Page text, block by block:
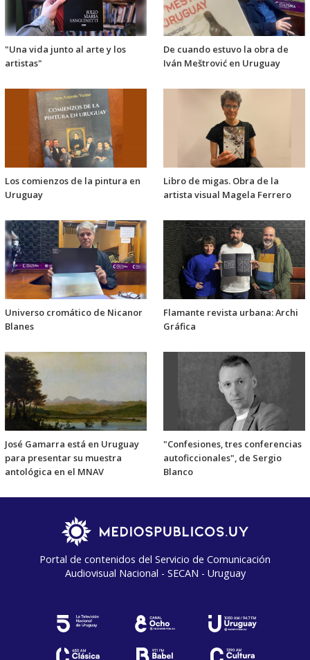
"Una vida junto al arte y los
artistas"
De cuando estuvo la obra de
Iván Meštrović en Uruguay
Los comienzos de la pintura en
Uruguay
Libro de migas. Obra de la
artista visual Magela Ferrero
Universo cromático de Nicanor
Blanes
Flamante revista urbana: Archi
Gráfica
José Gamarra está en Uruguay
para presentar su muestra
antológica en el MNAV
"Confesiones, tres conferencias
autoficcionales", de Sergio
Blanco
Portal de contenidos del Servicio de Comunicación
Audiovisual Nacional - SECAN - Uruguay